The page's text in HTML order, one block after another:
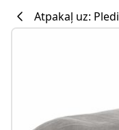
Atpakaļ uz: Pledi